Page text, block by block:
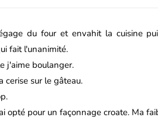
du four et envahit la cuisine
fait l'unanimité.
j'aime boulanger.
cerise sur le gâteau.
opté pour un façonnagecroate. Ma